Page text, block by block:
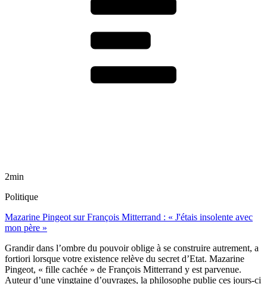
2min
Politique
Mazarine Pingeot sur François Mitterrand : « J'étais insolente avec
mon père »
Grandir dans l’ombre du pouvoir oblige à se construire autrement, a
fortiori lorsque votre existence relève du secret d’Etat. Mazarine
Pingeot, « fille cachée » de François Mitterrand y est parvenue.
Auteur d’une vingtaine d’ouvrages, la philosophe publie ces jours-ci